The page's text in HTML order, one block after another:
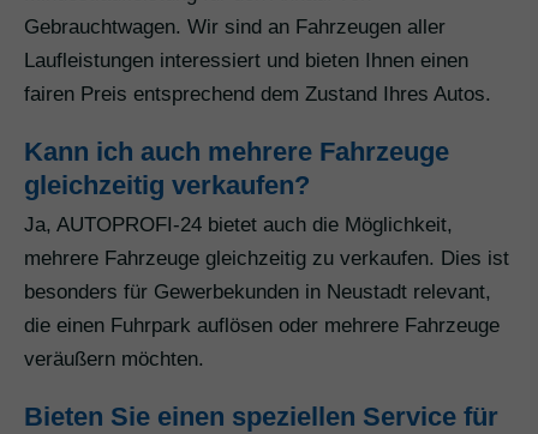
Gebrauchtwagen. Wir sind an Fahrzeugen aller
Laufleistungen interessiert und bieten Ihnen einen
fairen Preis entsprechend dem Zustand Ihres Autos.
Kann ich auch mehrere Fahrzeuge
gleichzeitig verkaufen?
Ja, AUTOPROFI-24 bietet auch die Möglichkeit,
mehrere Fahrzeuge gleichzeitig zu verkaufen. Dies ist
besonders für Gewerbekunden in Neustadt relevant,
die einen Fuhrpark auflösen oder mehrere Fahrzeuge
veräußern möchten.
Bieten Sie einen speziellen Service für